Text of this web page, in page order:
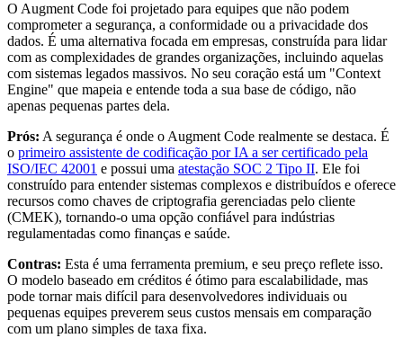
O Augment Code foi projetado para equipes que não podem
comprometer a segurança, a conformidade ou a privacidade dos
dados. É uma alternativa focada em empresas, construída para lidar
com as complexidades de grandes organizações, incluindo aquelas
com sistemas legados massivos. No seu coração está um "Context
Engine" que mapeia e entende toda a sua base de código, não
apenas pequenas partes dela.
Prós: A segurança é onde o Augment Code realmente se destaca. É
o primeiro assistente de codificação por IA a ser certificado pela
ISO/IEC 42001 e possui uma atestação SOC 2 Tipo II. Ele foi
construído para entender sistemas complexos e distribuídos e oferece
recursos como chaves de criptografia gerenciadas pelo cliente
(CMEK), tornando-o uma opção confiável para indústrias
regulamentadas como finanças e saúde.
Contras: Esta é uma ferramenta premium, e seu preço reflete isso.
O modelo baseado em créditos é ótimo para escalabilidade, mas
pode tornar mais difícil para desenvolvedores individuais ou
pequenas equipes preverem seus custos mensais em comparação
com um plano simples de taxa fixa.